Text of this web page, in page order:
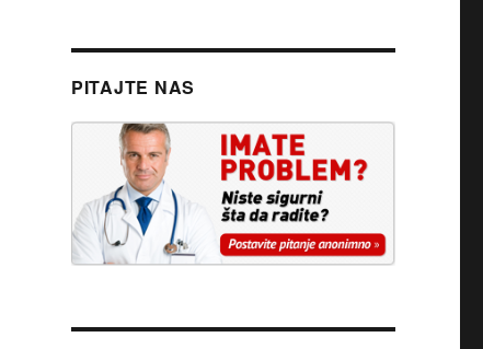
PITAJTE NAS